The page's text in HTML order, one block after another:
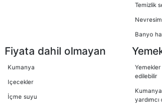
Temizlik
Nevresim
Banyo
Fiyata dahil olmayan
Kumanya
Içecekler
İçme suyu
Yemekler
edilebilir
yardımcı